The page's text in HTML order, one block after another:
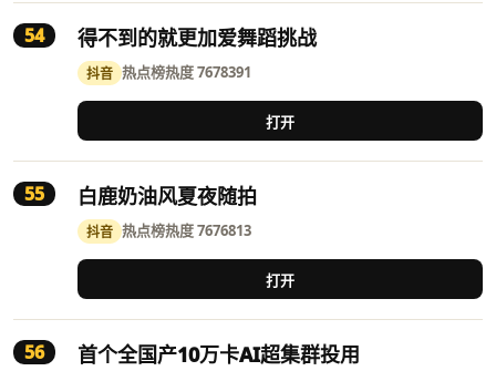
54 得不到的就更加爱舞蹈挑战
抖音 热点榜热度 7678391
打开
55 白鹿奶油风夏夜随拍
抖音 热点榜热度 7676813
打开
56 首个全国产10万卡AI超集群投用